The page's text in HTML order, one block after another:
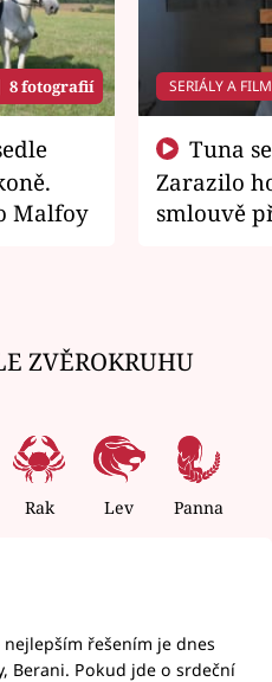
8 fotografií
Malfoy
SERIÁLY A
Zarazilo
smlouvě
ZVĚROKRUHU
Rak Lev Panna
řešením je dnes
Berani. Pokud jde o srdeční